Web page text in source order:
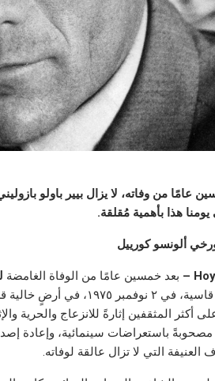
عامًا من وفاته، لا يزال بيير باولو
هذا بأهمية مُقلقة.
ألونسو كورييل
بعد خمسين عامًا من الوفاة الغامضة
أكثر المثقفين إثارةً للانزعاج
باستعراضات سينمائية، وإعادة
العنيفة التي لا تزال عالقة لوفاته.